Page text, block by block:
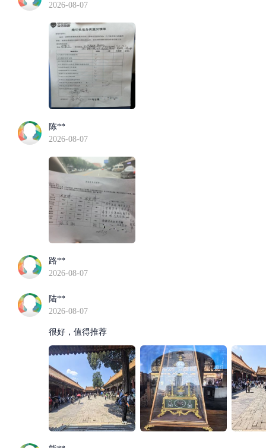
2026-08-07
陈**
2026-08-07
路**
2026-08-07
陆**
2026-08-07
很好，值得推荐